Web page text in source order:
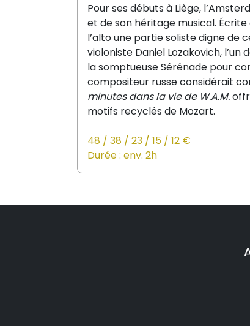
Pourses débuts à Liège,
et de son héritage musical. Écrite
l’alto une partiesoliste digne de
violoniste Daniel Lozakovich, l’un
la somptueuseSérénade pour
compositeur russe considérait
minutes dans la vie de W.A.M.
motifs recyclés de Mozart.
48 / 38 / 23 / 15 / 12 €
Durée : env. 2h